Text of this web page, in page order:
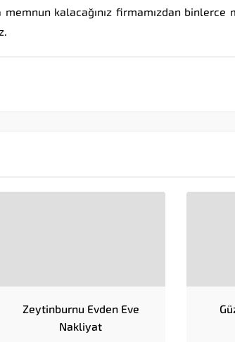
memnun kalacağınız firmamızdan
Zeytinburnu Evden Eve
Nakliyat